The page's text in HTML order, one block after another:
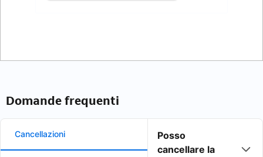
Domande frequenti
Cancellazioni
Posso
cancellare la